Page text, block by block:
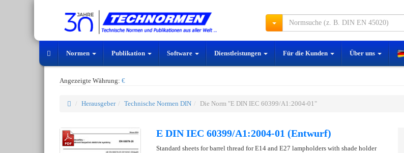
Normen Publikation Software Dienstleistungen Für die Kunden Über uns
Angezeigte Währung: €
Herausgeber Technische Normen DIN Die Norm "E DIN IEC 60399/A1:2004-01"
E DIN IEC 60399/A1:2004-01 (Entwurf)
Standard sheets for barrel thread for E14 and E27 lampholders with shade holder